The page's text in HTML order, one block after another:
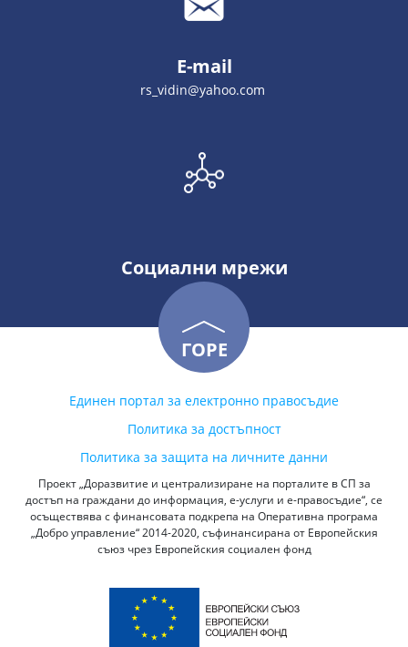
E-mail
rs_vidin@yahoo.com
Социални мрежи
ГОРЕ
Единен портал за електронно правосъдие
Политика за достъпност
Политика за защита на личните данни
Проект „Доразвитие и централизиране на порталите в СП за
достъп на граждани до информация, е-услуги и е-правосъдие“, се
осъществява с финансовата подкрепа на Оперативна програма
„Добро управление“ 2014-2020, съфинансирана от Европейския
съюз чрез Европейския социален фонд